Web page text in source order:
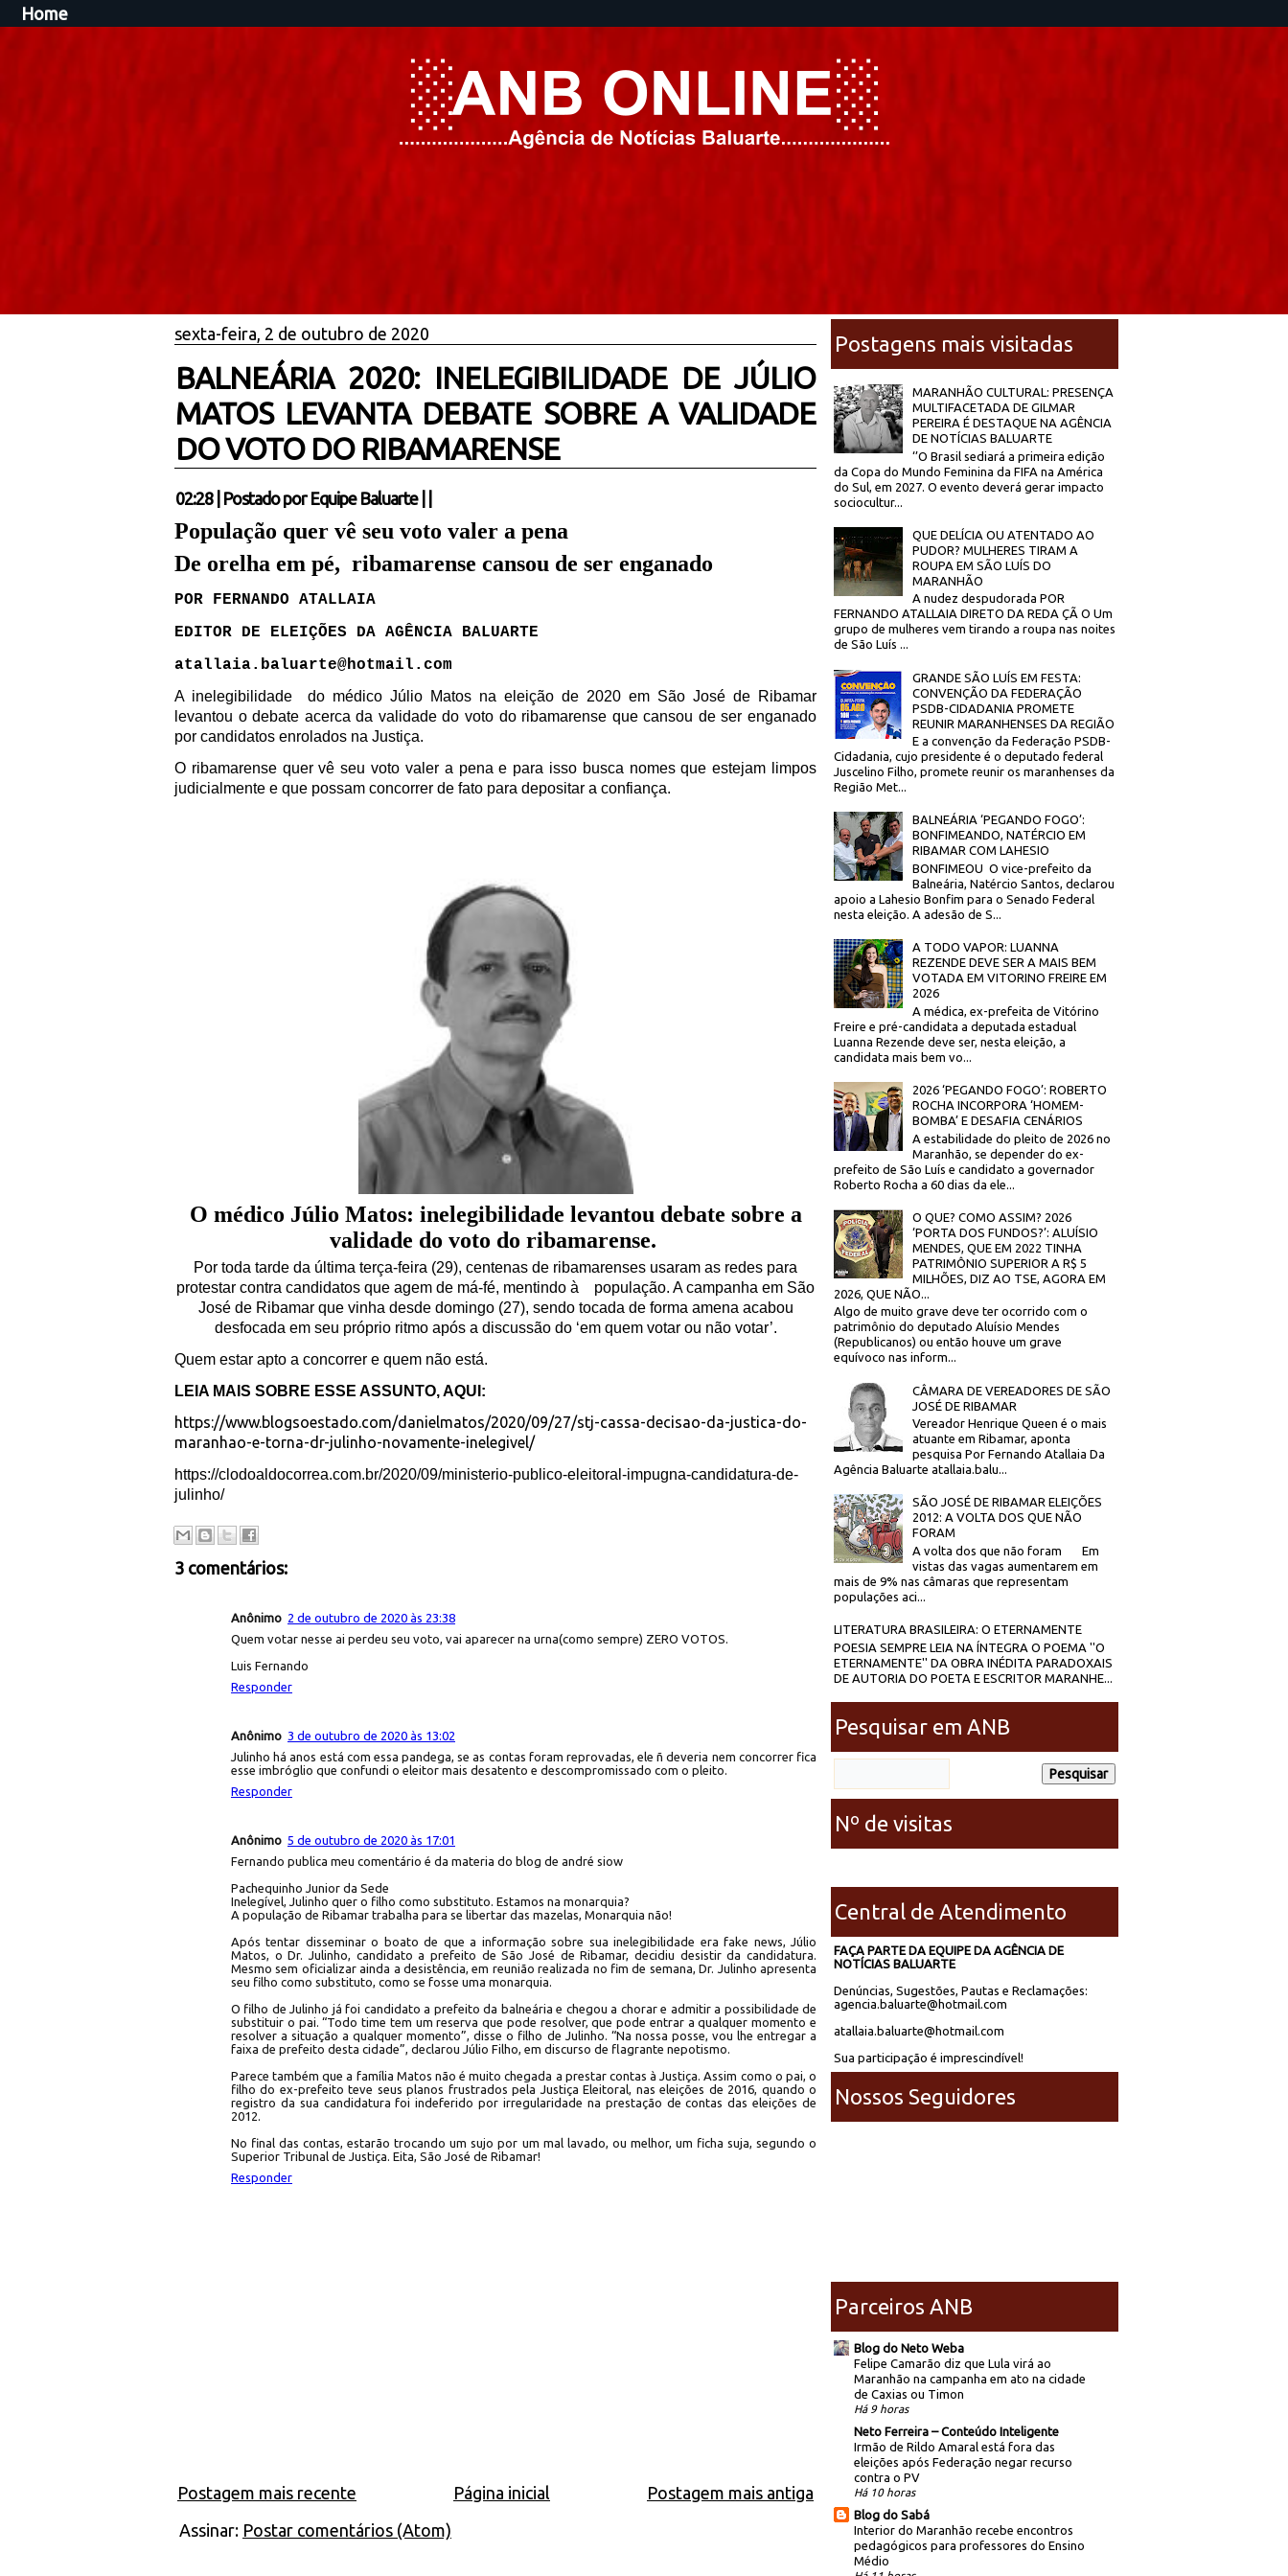
Home
sexta-feira, 2 de outubro de 2020
BALNEÁRIA 2020: INELEGIBILIDADE DE JÚLIO
MATOS LEVANTA DEBATE SOBRE A VALIDADE
DO VOTO DO RIBAMARENSE
02:28| Postado por Equipe Baluarte
População quer vê seu voto valer a pena
De orelha em pé, ribamarense cansou de ser enganado
POR FERNANDO ATALLAIA
EDITOR DE ELEIÇÕES DA AGÊNCIA BALUARTE
atallaia.baluarte@hotmail.com
A inelegibilidade
do médico Júlio Matos na eleição de 2020 em São José de Ribamar
levantou o debate acerca da validade do voto do ribamarense que cansou de ser enganado
por candidatos enrolados na Justiça.
O ribamarense quer vê seu voto valer a pena e para isso busca nomes que estejam limpos
judicialmente e que possam concorrer de fato para depositar a confiança.
O médico Júlio Matos: inelegibilidade levantou debate sobre a
validade do voto do ribamarense.
Por toda tarde da última terça-feira (29), centenas de ribamarenses usaram as redes para
protestar contra candidatos que agem de má-fé, mentindo à
população. A campanha em São
José de Ribamar que vinha desde domingo (27), sendo tocada de forma amena acabou
desfocada em seu próprio ritmo após a discussão do ‘em quem votar ou não votar’.
Quem estar apto a concorrer e quem não está.
LEIA MAIS SOBRE ESSE ASSUNTO, AQUI:
https://www.blogsoestado.com/danielmatos/2020/09/27/stj-cassa-decisao-da-justica-do-
maranhao-e-torna-dr-julinho-novamente-inelegivel/
https://clodoaldocorrea.com.br/2020/09/ministerio-publico-eleitoral-impugna-candidatura-de-
julinho/
3 comentários:
Anônimo 2 de outubro de 2020 às 23:38
Quem votar nesse ai perdeu seu voto, vai aparecer na urna(como sempre) ZERO VOTOS.
Luis Fernando
Responder
Anônimo 3 de outubro de 2020 às 13:02
Julinho há anos está com essa pandega, se as contas foram reprovadas, ele ñ deveria nem concorrer fica
esse imbróglio que confundi o eleitor mais desatento e descompromissado com o pleito.
Responder
Anônimo 5 de outubro de 2020 às 17:01
Fernando publica meu comentário é da materia do blog de andré siow
Pachequinho Junior da Sede
Inelegível, Julinho quer o filho como substituto. Estamos na monarquia?
A população de Ribamar trabalha para se libertar das mazelas, Monarquia não!
Após tentar disseminar o boato de que a informação sobre sua inelegibilidade era fake news, Júlio
Matos, o Dr. Julinho, candidato a prefeito de São José de Ribamar, decidiu desistir da candidatura.
Mesmo sem oficializar ainda a desistência, em reunião realizada no fim de semana, Dr. Julinho apresenta
seu filho como substituto, como se fosse uma monarquia.
O filho de Julinho já foi candidato a prefeito da balneária e chegou a chorar e admitir a possibilidade de
substituir o pai. “Todo time tem um reserva que pode resolver, que pode entrar a qualquer momento e
resolver a situação a qualquer momento”, disse o filho de Julinho. “Na nossa posse, vou lhe entregar a
faixa de prefeito desta cidade”, declarou Júlio Filho, em discurso de flagrante nepotismo.
Parece também que a família Matos não é muito chegada a prestar contas à Justiça. Assim como o pai, o
filho do ex-prefeito teve seus planos frustrados pela Justiça Eleitoral, nas eleições de 2016, quando o
registro da sua candidatura foi indeferido por irregularidade na prestação de contas das eleições de
2012.
No final das contas, estarão trocando um sujo por um mal lavado, ou melhor, um ficha suja, segundo o
Superior Tribunal de Justiça. Eita, São José de Ribamar!
Responder
Postagem mais recente Postagem mais antiga
Página inicial
Assinar: Postar comentários (Atom)
Postagens mais visitadas
MARANHÃO CULTURAL: PRESENÇA
MULTIFACETADA DE GILMAR
PEREIRA É DESTAQUE NA AGÊNCIA
DE NOTÍCIAS BALUARTE
‘’O Brasil sediará a primeira edição
da Copa do Mundo Feminina da FIFA na América
do Sul, em 2027. O evento deverá gerar impacto
sociocultur...
QUE DELÍCIA OU ATENTADO AO
PUDOR? MULHERES TIRAM A
ROUPA EM SÃO LUÍS DO
MARANHÃO
A nudez despudorada POR
FERNANDO ATALLAIA DIRETO DA REDA ÇÃ O Um
grupo de mulheres vem tirando a roupa nas noites
de São Luís ...
GRANDE SÃO LUÍS EM FESTA:
CONVENÇÃO DA FEDERAÇÃO
PSDB-CIDADANIA PROMETE
REUNIR MARANHENSES DA REGIÃO
E a convenção da Federação PSDB-
Cidadania, cujo presidente é o deputado federal
Juscelino Filho, promete reunir os maranhenses da
Região Met...
BALNEÁRIA ‘PEGANDO FOGO’:
BONFIMEANDO, NATÉRCIO EM
RIBAMAR COM LAHESIO
BONFIMEOU O vice-prefeito da
Balneária, Natércio Santos, declarou
apoio a Lahesio Bonfim para o Senado Federal
nesta eleição. A adesão de S...
A TODO VAPOR: LUANNA
REZENDE DEVE SER A MAIS BEM
VOTADA EM VITORINO FREIRE EM
2026
A médica, ex-prefeita de Vitórino
Freire e pré-candidata a deputada estadual
Luanna Rezende deve ser, nesta eleição, a
candidata mais bem vo...
2026 ‘PEGANDO FOGO’: ROBERTO
ROCHA INCORPORA ‘HOMEM-
BOMBA’ E DESAFIA CENÁRIOS
A estabilidade do pleito de 2026 no
Maranhão, se depender do ex-
prefeito de São Luís e candidato a governador
Roberto Rocha a 60 dias da ele...
O QUE? COMO ASSIM? 2026
‘PORTA DOS FUNDOS?’: ALUÍSIO
MENDES, QUE EM 2022 TINHA
PATRIMÔNIO SUPERIOR A R$ 5
MILHÕES, DIZ AO TSE, AGORA EM
2026, QUE NÃO...
Algo de muito grave deve ter ocorrido com o
patrimônio do deputado Aluísio Mendes
(Republicanos) ou então houve um grave
equívoco nas inform...
CÂMARA DE VEREADORES DE SÃO
JOSÉ DE RIBAMAR
Vereador Henrique Queen é o mais
atuante em Ribamar, aponta
pesquisa Por Fernando Atallaia Da
Agência Baluarte atallaia.balu...
SÃO JOSÉ DE RIBAMAR ELEIÇÕES
2012: A VOLTA DOS QUE NÃO
FORAM
A volta dos que não foram Em
vistas das vagas aumentarem em
mais de 9% nas câmaras que representam
populações aci...
LITERATURA BRASILEIRA: O ETERNAMENTE
POESIA SEMPRE LEIA NA ÍNTEGRA O POEMA ''O
ETERNAMENTE'' DA OBRA INÉDITA PARADOXAIS
DE AUTORIA DO POETA E ESCRITOR MARANHE...
Pesquisar em ANB
Nº de visitas
Central de Atendimento
FAÇA PARTE DA EQUIPE DA AGÊNCIA DE
NOTÍCIAS BALUARTE
Denúncias, Sugestões, Pautas e Reclamações:
agencia.baluarte@hotmail.com
atallaia.baluarte@hotmail.com
Sua participação é imprescindível!
Nossos Seguidores
Parceiros ANB
Blog do Neto Weba
Felipe Camarão diz que Lula virá ao
Maranhão na campanha em ato na cidade
de Caxias ou Timon
Há 9 horas
Neto Ferreira – Conteúdo Inteligente
Irmão de Rildo Amaral está fora das
eleições após Federação negar recurso
contra o PV
Há 10 horas
Blog do Sabá
Interior do Maranhão recebe encontros
pedagógicos para professores do Ensino
Médio